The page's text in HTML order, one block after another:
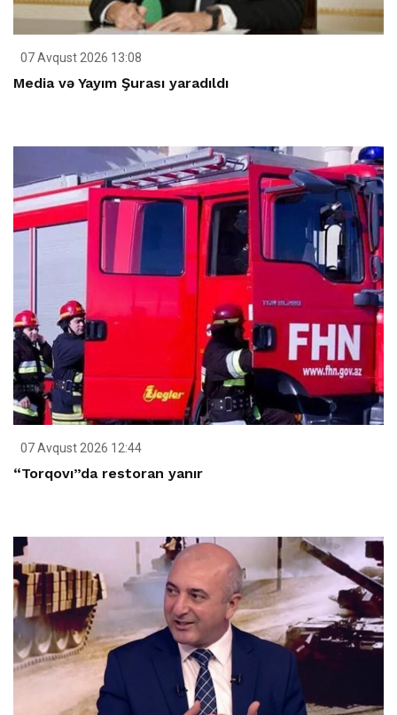
07 Avqust 2026 13:08
Media və Yayım Şurası yaradıldı
07 Avqust 2026 12:44
“Torqovı”da restoran yanır